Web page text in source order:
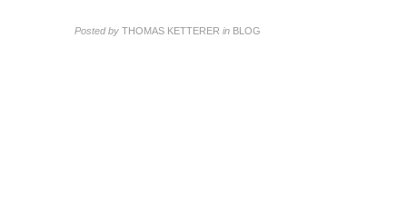
Posted by THOMAS KETTERER in BLOG